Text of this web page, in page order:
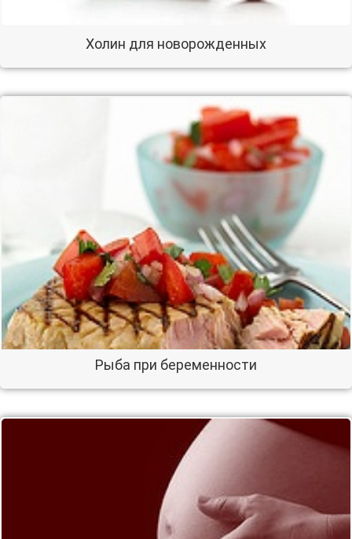
Холин для новорожденных
Рыба при беременности